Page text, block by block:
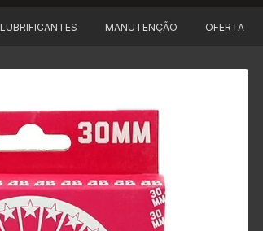
LUBRIFICANTES MANUTENÇÃO OFERTA